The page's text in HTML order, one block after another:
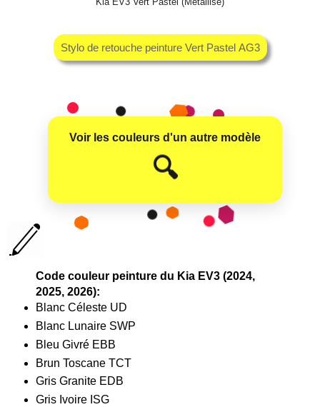
Kia EV3 Vert Pastel (Métallisé)
Stylo de retouche peinture Vert Pastel AG3
😊
Voir les couleurs d'un autre modèle
🔍
Code couleur peinture du Kia EV3 (2024,
2025, 2026):
Blanc Céleste UD
Blanc Lunaire SWP
Bleu Givré EBB
Brun Toscane TCT
Gris Granite EDB
Gris Ivoire ISG